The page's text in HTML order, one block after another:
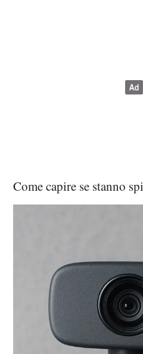
Come capire se stanno